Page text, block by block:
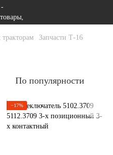
тракторам Запчасти Т-16
По популярности
−17%